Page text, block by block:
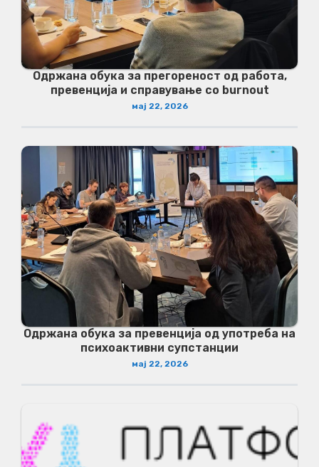
Одржана обука за прегореност од работа,
превенција и справување со burnout
мај 22, 2026
Одржана обука за превенција од употреба на
психоактивни супстанции
мај 22, 2026